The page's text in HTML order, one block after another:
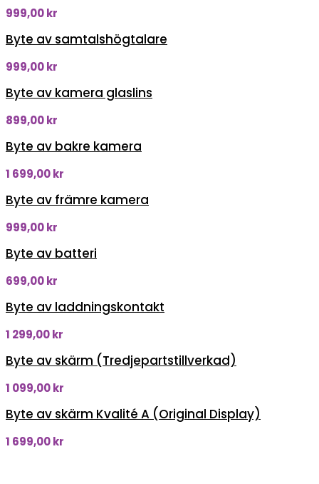
999,00kr
Byte av samtalshögtalare
999,00kr
Byte av kamera glaslins
899,00kr
Byte av bakre kamera
1 699,00kr
Byte av främre kamera
999,00kr
Byte av batteri
699,00kr
Byte av laddningskontakt
1 299,00kr
Byte av skärm (Tredjepartstillverkad)
1 099,00kr
Byte av skärm Kvalité A (Original Display)
1 699,00kr